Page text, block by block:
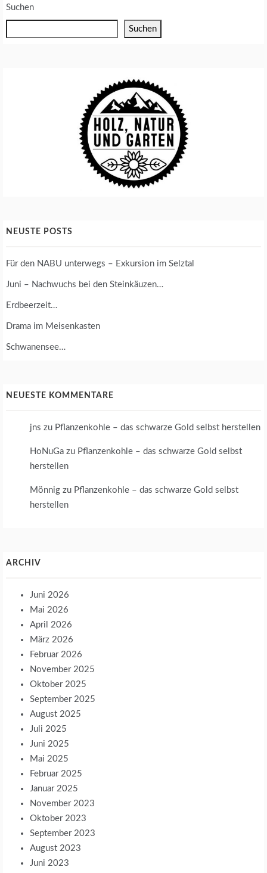
Suchen
Suchen
NEUSTE POSTS
Für den NABU unterwegs – Exkursion im Selztal
Juni – Nachwuchs bei den Steinkäuzen…
Erdbeerzeit…
Drama im Meisenkasten
Schwanensee…
NEUESTE KOMMENTARE
jns zu Pflanzenkohle – das schwarze Gold selbst herstellen
HoNuGa zu Pflanzenkohle – das schwarze Gold selbst
herstellen
Mönnig zu Pflanzenkohle – das schwarze Gold selbst
herstellen
ARCHIV
Juni 2026
Mai 2026
April 2026
März 2026
Februar 2026
November 2025
Oktober 2025
September 2025
August 2025
Juli 2025
Juni 2025
Mai 2025
Februar 2025
Januar 2025
November 2023
Oktober 2023
September 2023
August 2023
Juni 2023